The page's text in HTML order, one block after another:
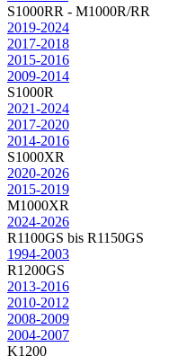
S1000RR - M1000R/RR
2019-2024
2017-2018
2015-2016
2009-2014
S1000R
2021-2024
2017-2020
2014-2016
S1000XR
2020-2026
2015-2019
M1000XR
2024-2026
R1100GS bis R1150GS
1994-2003
R1200GS
2013-2016
2010-2012
2008-2009
2004-2007
K1200